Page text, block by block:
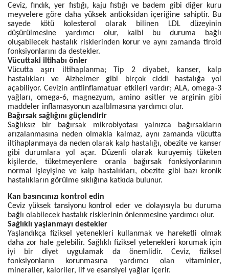
Ceviz, fındık, yer fıstığı, kaju fıstığı ve badem gibi diğer kuru
meyvelere göre daha yüksek antioksidan içeriğine sahiptir. Bu
sayede kötü kolesterol olarak bilinen LDL düzeyinin
düşürülmesine yardımcı olur, kalbi bu duruma bağlı
oluşabilecek hastalık risklerinden korur ve aynı zamanda tiroid
fonksiyonlarını da destekler.
Vücuttaki iltihabı önler
Vücutta aşırı iltihaplanma; Tip 2 diyabet, kanser, kalp
hastalıkları ve Alzheimer gibi birçok ciddi hastalığa yol
açabiliyor. Cevizin antiinflamatuar etkileri vardır; ALA, omega-3
yağları, omega-6, magnezyum, amino asitler ve arginin gibi
maddeler inflamasyonun azaltılmasına yardımcı olur.
Bağırsak sağlığını güçlendirir
Sağlıksız bir bağırsak mikrobiyotası yalnızca bağırsakların
arızalanmasına neden olmakla kalmaz, aynı zamanda vücutta
iltihaplanmaya da neden olarak kalp hastalığı, obezite ve kanser
gibi durumlara yol açar. Düzenli olarak kuruyemiş tüketen
kişilerde, tüketmeyenlere oranla bağırsak fonksiyonlarının
normal işleyişine ve kalp hastalıkları, obezite gibi bazı kronik
hastalıkların görülme sıklığına katkıda bulunur.
Kan basıncınızı kontrol edin
Ceviz yüksek tansiyonu kontrol eder ve dolayısıyla bu duruma
bağlı olabilecek hastalık risklerinin önlenmesine yardımcı olur.
Sağlıklı yaşlanmayı destekler
Yaşlandıkça fiziksel yetenekleri kullanmak ve hareketli olmak
daha zor hale gelebilir. Sağlıklı fiziksel yetenekleri korumak için
iyi bir diyet uygulamak da önemlidir. Ceviz, fiziksel
fonksiyonların korunmasına yardımcı olan vitaminler,
mineraller, kaloriler, lif ve esansiyel yağlar içerir.